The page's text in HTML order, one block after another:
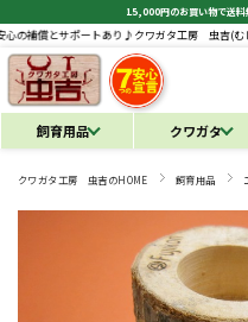
15,000円のお買い物で送料
サポートあり♪クワガタ工房 虫吉(むしきち)は
飼育用品 クワガタ
クワガタ工房 虫吉のHOME 飼育用品